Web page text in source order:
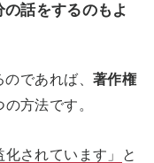
話をするのもよ
であれば、 著作権
方法です。
されています」
と